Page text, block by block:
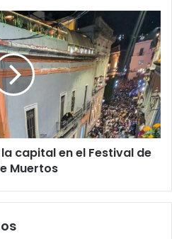
capital en el Festival de
Muertos